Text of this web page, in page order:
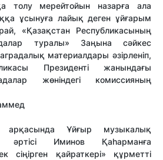
толу мерейтойын назарға ала
ұсынуға лайық деген ұйғарым
«Қазақстан Республикасының
туралы» Заңына сәйкес
материалдары әзірленіп,
Президенті жанындағы
жөніндегі комиссияның
Ұйғыр музыкалық
әртісі Иминов Қаһарманға
сіңірген қайраткері» құрметті